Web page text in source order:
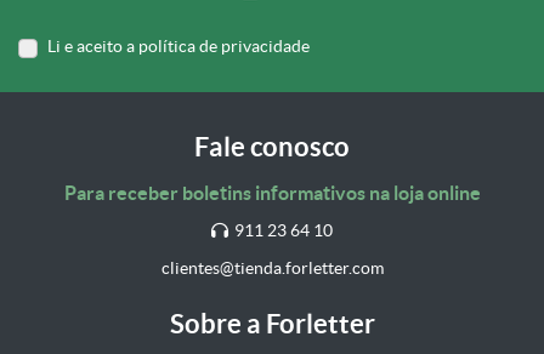
Li e aceito a política de privacidade
Fale conosco
Para receber boletins informativos na loja online
911 23 64 10
clientes@tienda.forletter.com
Sobre a Forletter